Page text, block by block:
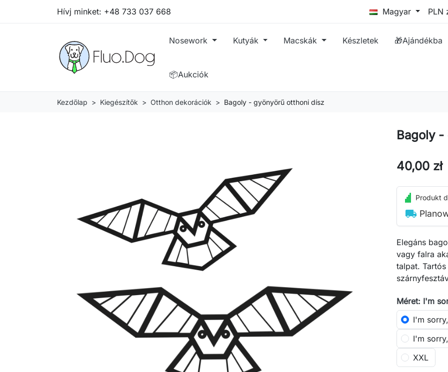
Hívj minket: +48 733 037 668 Magyar
Nosework Kutyák Macskák Készletek 🎁Ajándékba
📦Aukciók
Kezdőlap Kiegészítők Otthon dekorációk Bagoly - gyönyörű otthoni dísz
Bagoly
40,00 zł
Produkt
local_shipping
Elegáns
vagy falra
talpat.
Méret: I'm
I'm
I'm
XXL